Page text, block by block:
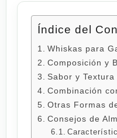
Índice del
Whiskas para
Composición y
Sabor y
Combinación
Otras Formas
Consejos de